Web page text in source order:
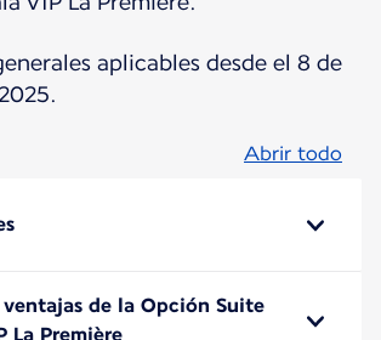
aplicables desde el 8 de
Abrir todo
ventajas de la Opción Suite
La Première